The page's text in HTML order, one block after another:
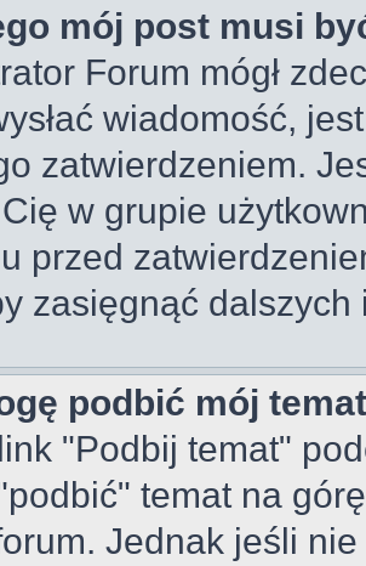
mój post musi
Forum mógł
wiadomość,
zatwierdzeniem.
Cię w grupie
przed
zasięgnąć dalszych
podbić mój
"Podbij temat"
temat na
Jednak jeśli